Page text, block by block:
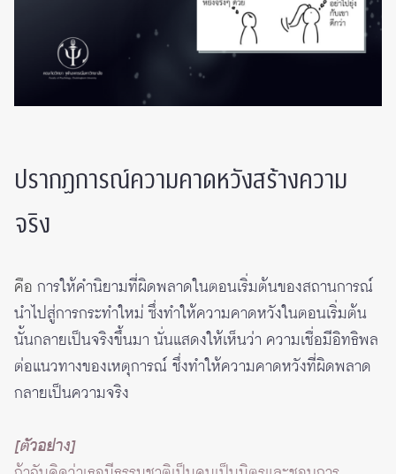
ปรากฏการณ์ความคาดหวังสร้างความ
จริง
คือ การให้คำนิยามที่ผิดพลาดในตอนเริ่มต้นของสถานการณ์
นำไปสู่การกระทำใหม่ ซึ่งทำให้ความคาดหวังในตอนเริ่มต้น
นั้นกลายเป็นจริงขึ้นมา นั่นแสดงให้เห็นว่า ความเชื่อมีอิทธิพล
ต่อแนวทางของเหตุการณ์ ชึ่งทำให้ความคาดหวังที่ผิดพลาด
กลายเป็นความจริง
[ตัวอย่าง]